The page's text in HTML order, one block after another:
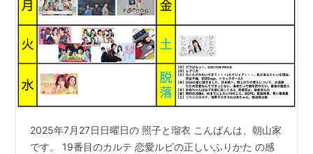
2025年7月27日日曜日の 照子と瑠衣 こんばんは、朝山家
です。 19番目のカルテ 恋愛ルビの正しいふりかた の感